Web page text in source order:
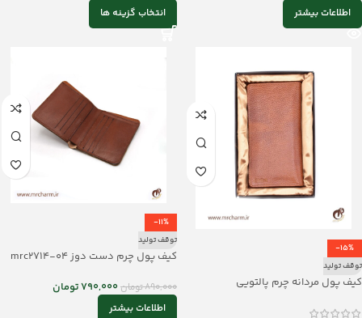
اطلاعات بیشتر انتخاب گزینه ها
-15%
توقف تولید
کیف پول مردانه چرم پالتویی
-11%
توقف تولید
کیف پول چرم دست دوز mrc2714-04
890,000تومان790,000تومان
اطلاعات بیشتر